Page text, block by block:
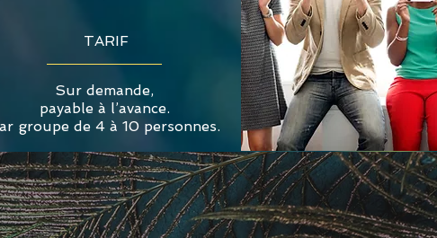
TARIF
Sur demande,
payable à l’avance.
groupe de 4 à 10 personnes.